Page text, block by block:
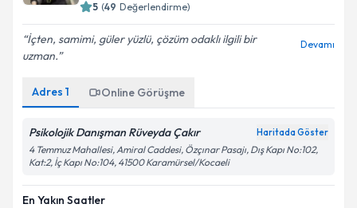
5 (49 Değerlendirme)
İçten, samimi, güler yüzlü, çözüm odaklı ilgili bir
uzman.
Devamı
Adres 1 Online Görüşme
Psikolojik Danışman Rüveyda Çakır Haritada Göster
4 Temmuz Mahallesi, Amiral Caddesi, Özçınar Pasajı, Dış Kapı No:102,
Kat:2, İç Kapı No:104, 41500 Karamürsel/Kocaeli
En Yakın Saatler